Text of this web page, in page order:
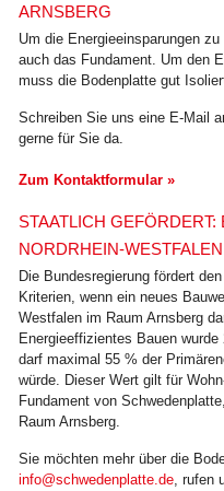
ARNSBERG
Um die Energieeinsparungen
auch das Fundament. Um den
muss die Bodenplatte gut
Schreiben Sie uns eine E-Mail
gerne für Sie da.
Zum Kontaktformular »
STAATLICH
NORDRHEIN-
Die Bundesregierung fördert
Kriterien, wenn ein neues
Westfalen im Raum Arnsberg
Energieeffizientes Bauen
darf maximal 55 % der
würde. Dieser Wert gilt für
Fundament von
Raum Arnsberg.
Sie möchten mehr über die
info@schwedenplatte.de, rufen